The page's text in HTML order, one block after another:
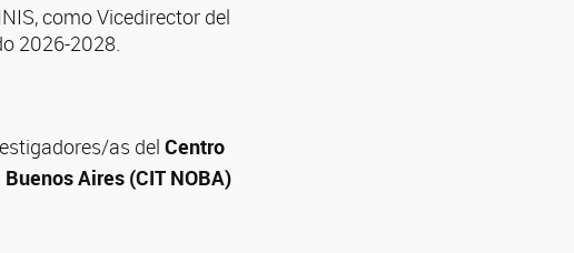
como Vicedirector del
2026-2028.
as del Centro
Aires (CIT NOBA)